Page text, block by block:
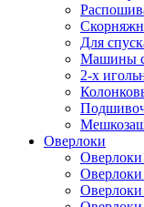
Для
Машины
2-х
Оверлоки